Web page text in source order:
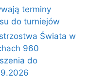
terminy
do turniejów
Świata w
960
do